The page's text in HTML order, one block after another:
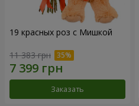
19 красных роз с Мишкой
11 383 грн
Заказать